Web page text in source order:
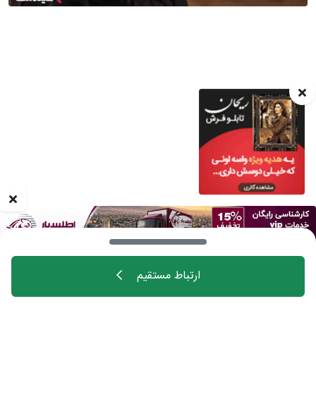
مجله
خانه
اهالی فن
ارتباط مستقیم